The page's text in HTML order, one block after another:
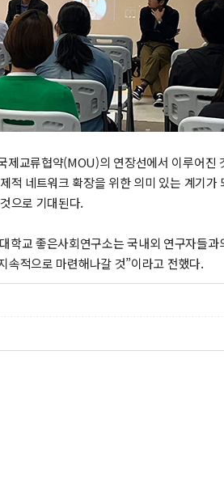
교류협약(MOU)의 연장선에서 이루어진
적 네트워크 확장을 위한 의미 있는 계기
으로 기대된다.
교 좋은사회연구소는 국내외 연구자들
속적으로 마련해나갈 것”이라고 전했다.